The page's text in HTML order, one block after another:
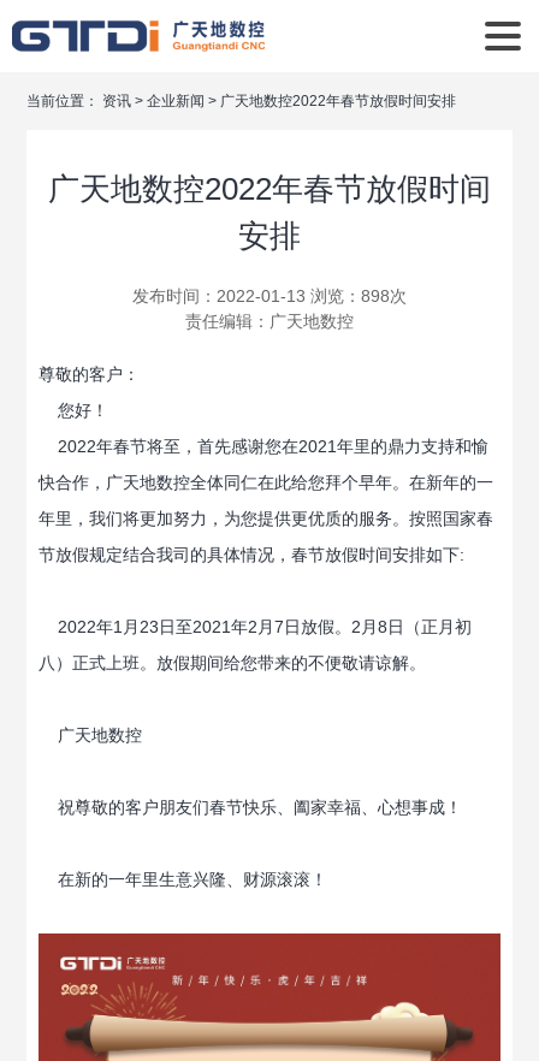
当前位置： 资讯 >企业新闻 > 广天地数控2022年春节放假时间安排
广天地数控2022年春节放假时间
安排
发布时间：2022-01-13 浏览：898次
责任编辑： 广天地数控
尊敬的客户：
您好！
2022年春节将至，首先感谢您在2021年里的鼎力支持和愉
快合作，广天地数控全体同仁在此给您拜个早年。在新年的一
年里，我们将更加努力，为您提供更优质的服务。按照国家春
节放假规定结合我司的具体情况，春节放假时间安排如下:
2022年1月23日至2021年2月7日放假。2月8日（正月初
八）正式上班。放假期间给您带来的不便敬请谅解。
广天地数控
祝尊敬的客户朋友们春节快乐、阖家幸福、心想事成！
在新的一年里生意兴隆、财源滚滚！